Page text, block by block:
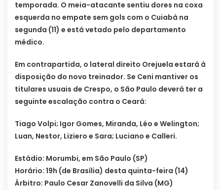
temporada. O meia-atacante sentiu dores na coxa
esquerda no empate sem gols com o Cuiabá na
segunda (11) e está vetado pelo departamento
médico.
Em contrapartida, o lateral direito Orejuela estará à
disposição do novo treinador. Se Ceni mantiver os
titulares usuais de Crespo, o São Paulo deverá ter a
seguinte escalação contra o Ceará:
Tiago Volpi; Igor Gomes, Miranda, Léo e Welington;
Luan, Nestor, Liziero e Sara; Luciano e Calleri.
Estádio: Morumbi, em São Paulo (SP)
Horário: 19h (de Brasília) desta quinta-feira (14)
Árbitro: Paulo Cesar Zanovelli da Silva (MG)